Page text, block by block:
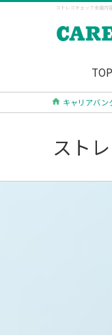
ストレスチェック支援内
キャリアバン
スト